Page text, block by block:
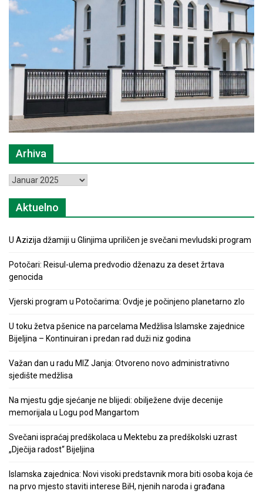
Arhiva
Arhiva
Aktuelno
U Azizija džamiji u Glinjima upriličen je svečani mevludski program
Potočari: Reisul-ulema predvodio dženazu za deset žrtava
genocida
Vjerski program u Potočarima: Ovdje je počinjeno planetarno zlo
U toku žetva pšenice na parcelama Medžlisa Islamske zajednice
Bijeljina – Kontinuiran i predan rad duži niz godina
Važan dan u radu MIZ Janja: Otvoreno novo administrativno
sjedište medžlisa
Na mjestu gdje sjećanje ne blijedi: obilježene dvije decenije
memorijala u Logu pod Mangartom
Svečani ispraćaj predškolaca u Mektebu za predškolski uzrast
„Dječija radost“ Bijeljina
Islamska zajednica: Novi visoki predstavnik mora biti osoba koja će
na prvo mjesto staviti interese BiH, njenih naroda i građana